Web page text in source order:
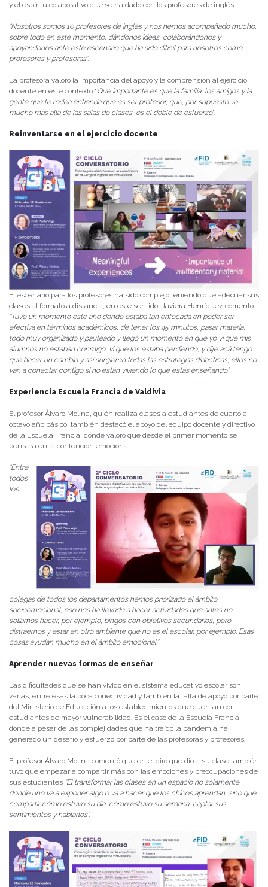
y el espíritu colaborativo que se ha dado con los profesores de inglés.
“Nosotros somos 10 profesores de inglés y nos hemos acompañado mucho,
sobre todo en este momento, dándonos ideas, colaborándonos y
apoyándonos ante este escenario que ha sido difícil para nosotros como
profesores y profesoras”.
La profesora valoró la importancia del apoyo y la comprensión al ejercicio
docente en este contexto “Que importante es que la familia, los amigos y la
gente que te rodea entienda que es ser profesor, que, por supuesto va
mucho más allá de las salas de clases, es el doble de esfuerzo”.
Reinventarse en el ejercicio docente
El escenario para los profesores ha sido complejo teniendo que adecuar sus
clases al formato a distancia, en este sentido, Javiera Henríquez comentó
“Tuve un momento este año donde estaba tan enfocada en poder ser
efectiva en términos académicos, de tener los 45 minutos, pasar materia,
todo muy organizado y pauteado y llegó un momento en que yo vi que mis
alumnos no estaban conmigo, vi que los estaba perdiendo, y dije acá tengo
que hacer un cambio y así surgieron todas las estrategias didácticas, ellos no
van a conectar contigo si no están viviendo lo que estás enseñando”
Experiencia Escuela Francia de Valdivia
El profesor Álvaro Molina, quién realiza clases a estudiantes de cuarto a
octavo año básico, también destacó el apoyo del equipo docente y directivo
de la Escuela Francia, dónde valoró que desde el primer momento se
pensara en la contención emocional.
“Entre
todos
los
colegas de todos los departamentos hemos priorizado el ámbito
socioemocional, eso nos ha llevado a hacer actividades que antes no
solíamos hacer, por ejemplo, bingos con objetivos secundarios, pero
distraernos y estar en otro ambiente que no es el escolar, por ejemplo. Esas
cosas ayudan mucho en el ámbito emocional.”
Aprender nuevas formas de enseñar
Las dificultades que se han vivido en el sistema educativo escolar son
varias, entre esas la poca conectividad y también la falta de apoyo por parte
del Ministerio de Educación a los establecimientos que cuentan con
estudiantes de mayor vulnerabilidad. Es el caso de la Escuela Francia,
donde a pesar de las complejidades que ha traído la pandemia ha
generado un desafío y esfuerzo por parte de las profesoras y profesores.
El profesor Álvaro Molina comentó que en el giro que dio a su clase también
tuvo que empezar a compartir más con las emociones y preocupaciones de
sus estudiantes “El transformar las clases en un espacio no solamente
donde uno va a exponer algo o va a hacer que los chicos aprendan, sino que
compartir cómo estuvo su día, cómo estuvo su semana, captar sus
sentimientos y hablarlos”.